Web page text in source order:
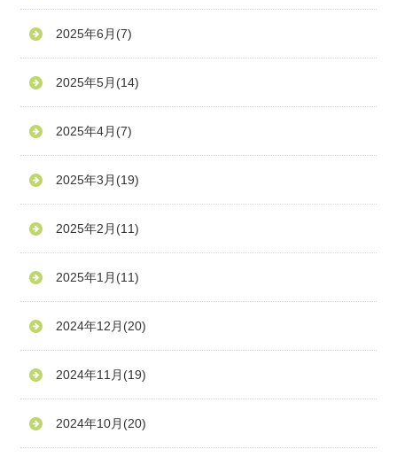
2025年6月 (7)
2025年5月 (14)
2025年4月 (7)
2025年3月 (19)
2025年2月 (11)
2025年1月 (11)
2024年12月 (20)
2024年11月 (19)
2024年10月 (20)